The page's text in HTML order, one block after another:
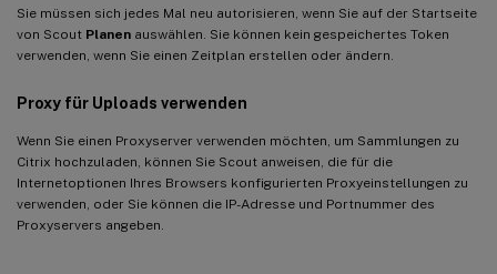
Sie müssen sich jedes Mal neu autorisieren, wenn Sie auf der Startseite
von Scout Planen auswählen. Sie können kein gespeichertes Token
verwenden, wenn Sie einen Zeitplan erstellen oder ändern.
Proxy für Uploads verwenden
Wenn Sie einen Proxyserver verwenden möchten, um Sammlungen zu
Citrix hochzuladen, können Sie Scout anweisen, die für die
Internetoptionen Ihres Browsers konfigurierten Proxyeinstellungen zu
verwenden, oder Sie können die IP-Adresse und Portnummer des
Proxyservers angeben.